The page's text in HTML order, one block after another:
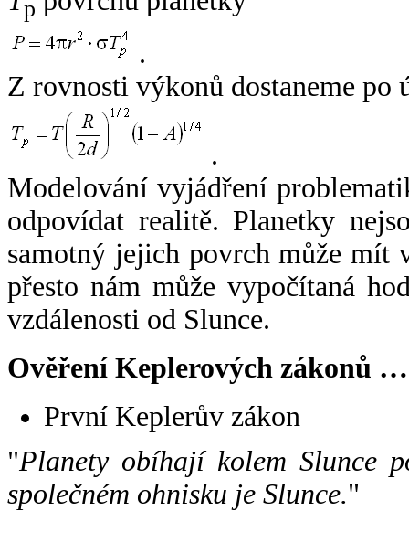
p
.
Z rovnosti výkonů dostaneme po
.
Modelování vyjádření
odpovídat realitě. Planetky
samotný jejich povrch může mít
přesto nám může vypočítaná
vzdálenosti od Slunce.
Ověření Keplerových zákonů …
První Keplerův zákon
"Planety obíhají kolem Slunce
společném ohnisku je Slunce."